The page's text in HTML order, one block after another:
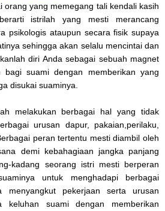
orang yang memegang tali kendali kasih
istrilah yang mesti merancang
psikologis ataupun secara fisik supaya
sehingga akan selalu mencintai dan
diri Anda sebagai sebuah magnet
bagi suami dengan memberikan yang
disukai suaminya.
melakukan berbagai hal yang tidak
urusan dapur, pakaian,perilaku,
peran tertentu mesti diambil oleh
demi kebahagiaan jangka panjang
kadang seorang istri mesti berperan
untuk menghadapi berbagai
menyangkut pekerjaan serta urusan
keluhan suami dengan memberikan